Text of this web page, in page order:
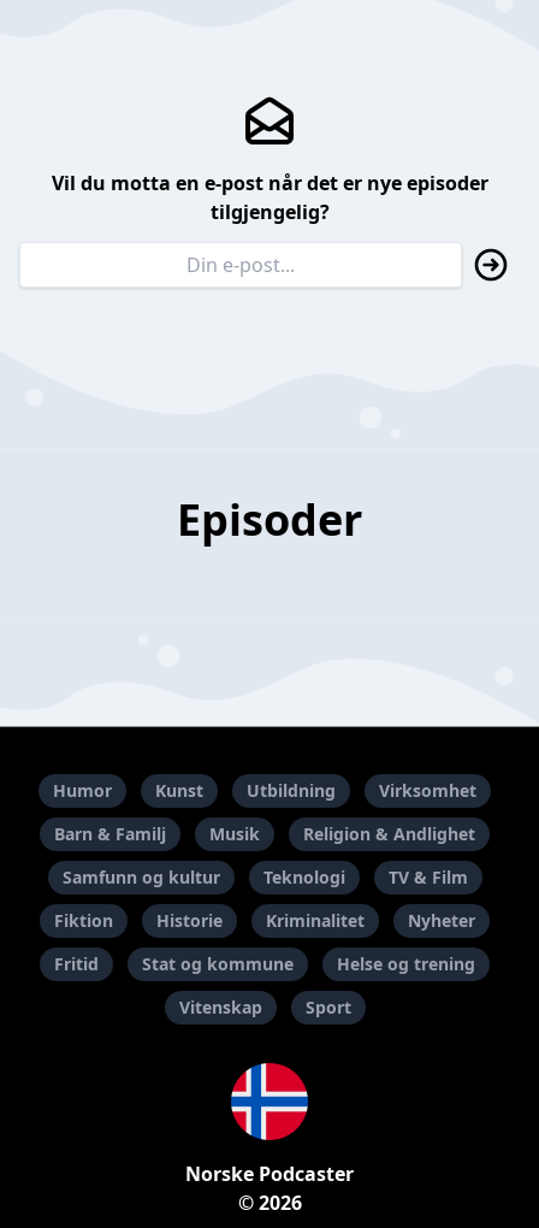
Vil du motta en e-post når det er nye episoder
tilgjengelig?
Episoder
Humor Kunst Utbildning
Virksomhet
Barn & Familj
Musik
Religion & Andlighet
Samfunn og kultur
Teknologi
TV & Film
Fiktion
Historie Kriminalitet
Nyheter
Fritid
Stat og kommune
Helse og trening
Vitenskap
Sport
Norske Podcaster
© 2026